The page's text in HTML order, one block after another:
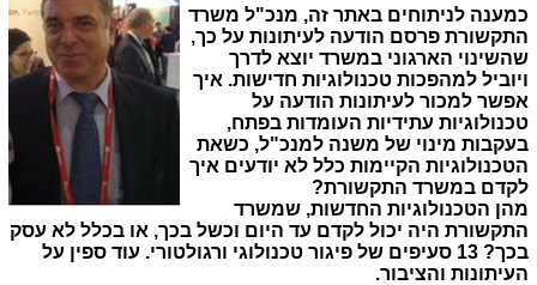
כמענה לניתוחים באתר זה, מנכ"ל משרד
התקשורת פרסם הודעה לעיתונות על כך,
שהשינוי הארגוני במשרד יוצא לדרך
ויוביל למהפכות טכנולוגיות חדישות. איך
אפשר למכור לעיתונות הודעה על
טכנולוגיות עתידיות העומדות בפתח,
בעקבות מינוי של משנה למנכ"ל, כשאת
הטכנולוגיות הקיימות כלל לא יודעים איך
לקדם במשרד התקשורת?
מהן הטכנולוגיות החדשות, שמשרד
התקשורת היה יכול לקדם עד היום וכשל בכך, או בכלל לא עסק
בכך?
13 סעיפים של פיגור טכנולוגי ורגולטורי. עוד ספין על
העיתונות והציבור.